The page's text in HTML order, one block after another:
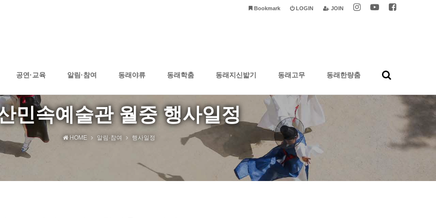
JOIN
LOGIN
Bookmark
공연·교육 알림·참여 동래야류 동래학춤 동래지신밟기 동래고무 동래한량춤
민속예술관 월중 행사일정
HOME 알림·참여 행사일정